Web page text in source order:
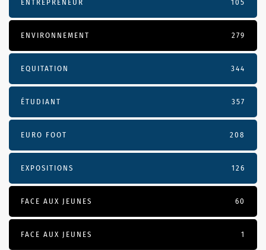
ENTREPRENEUR 105
ENVIRONNEMENT 279
EQUITATION 344
ÉTUDIANT 357
EURO FOOT 208
EXPOSITIONS 126
FACE AUX JEUNES 60
FACE AUX JEUNES 1